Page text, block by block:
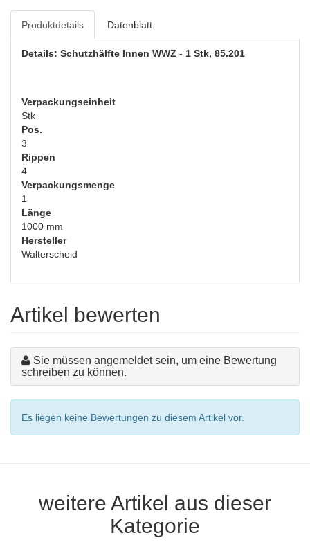
Produktdetails Datenblatt
Details: Schutzhälfte Innen WWZ - 1 Stk, 85.201
Verpackungseinheit
Stk
Pos.
3
Rippen
4
Verpackungsmenge
1
Länge
1000 mm
Hersteller
Walterscheid
Artikel bewerten
Sie müssen angemeldet sein, um eine Bewertung
schreiben zu können.
Es liegen keine Bewertungen zu diesem Artikel vor.
weitere Artikel aus dieser
Kategorie